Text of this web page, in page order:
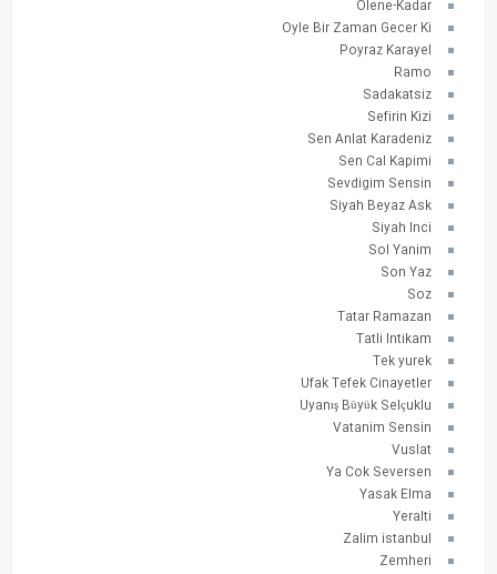
Olene-Kadar
Oyle Bir Zaman Gecer Ki
Poyraz Karayel
Ramo
Sadakatsiz
Sefirin Kizi
Sen Anlat Karadeniz
Sen Cal Kapimi
Sevdigim Sensin
Siyah Beyaz Ask
Siyah Inci
Sol Yanim
Son Yaz
Soz
Tatar Ramazan
Tatli Intikam
Tek yurek
Ufak Tefek Cinayetler
Uyanış Büyük Selçuklu
Vatanim Sensin
Vuslat
Ya Cok Seversen
Yasak Elma
Yeralti
Zalim istanbul
Zemheri